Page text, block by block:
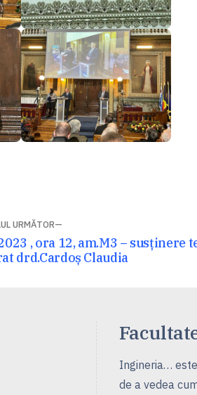
URMĂTOR
, ora 12, am.M3 – susținere
drd.Cardoș Claudia
Ingineria…
de a vedea